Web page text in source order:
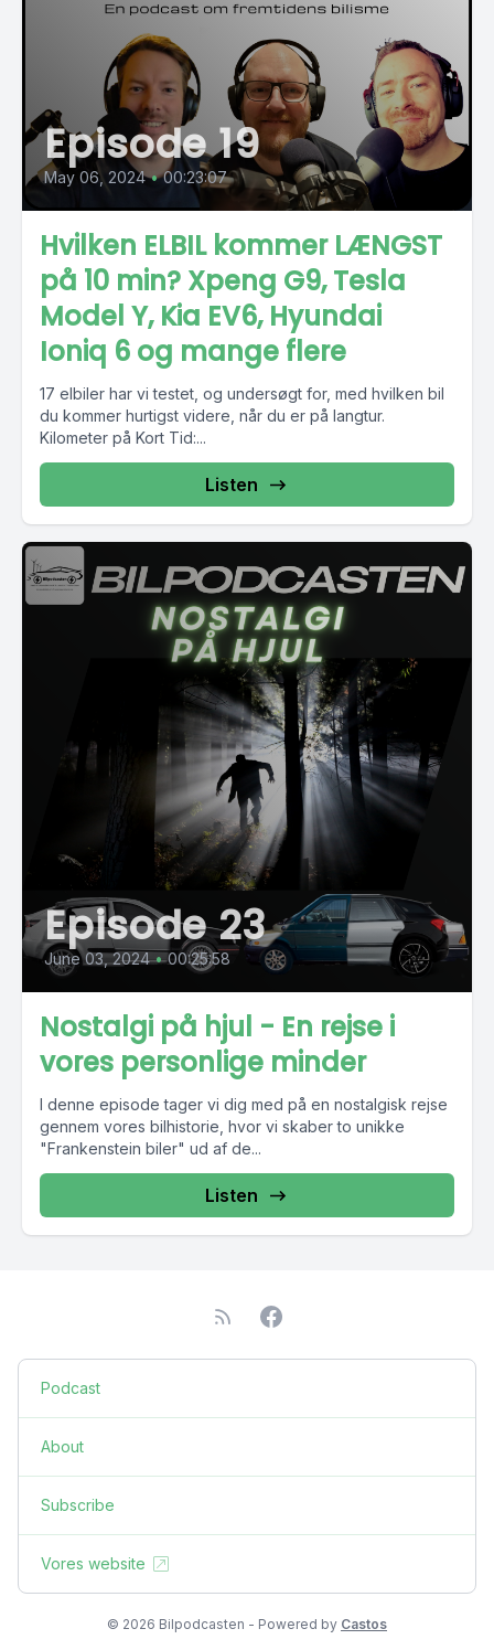
Episode 19
May 06, 2024 • 00:23:07
Hvilken ELBIL kommer LÆNGST
på 10 min? Xpeng G9, Tesla
Model Y, Kia EV6, Hyundai
Ioniq 6 og mange flere
17 elbiler har vi testet, og undersøgt for, med hvilken bil
du kommer hurtigst videre, når du er på langtur.
Kilometer på Kort Tid:...
Listen
Episode 23
June 03, 2024 • 00:25:58
Nostalgi på hjul - En rejse i
vores personlige minder
I denne episode tager vi dig med på en nostalgisk rejse
gennem vores bilhistorie, hvor vi skaber to unikke
"Frankenstein biler" ud af de...
Listen
Podcast
About
Subscribe
Vores website
© 2026 Bilpodcasten - Powered by Castos